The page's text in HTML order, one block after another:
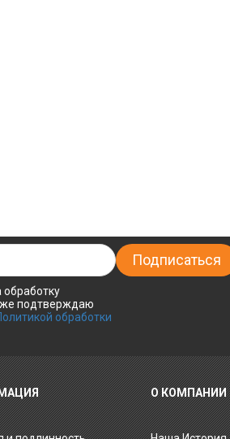
обработку
подтверждаю
обработки
О КОМПАНИИ